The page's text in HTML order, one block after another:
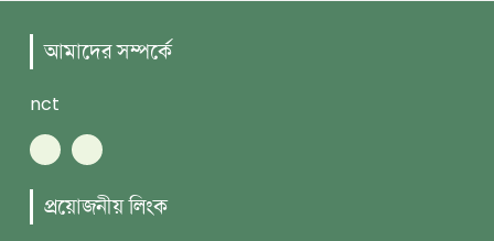
আমাদের সম্পর্কে
nct
প্রয়োজনীয় লিংক